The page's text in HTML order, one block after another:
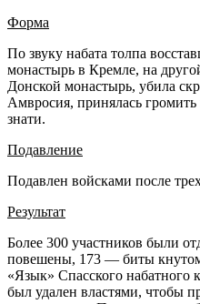
Форма
По звуку набата толпа
монастырь в Кремле, на
Донской монастырь, убила
Амвросия, принялась
знати.
Подавление
Подавлен войсками после
Результат
Более 300 участников были
повешены, 173 — биты кнутом
«Язык» Спасского набатного
был удален властями, чтобы